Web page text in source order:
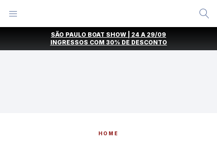
SÃO PAULO BOAT SHOW | 24 A 29/09
INGRESSOS COM 30% DE DESCONTO
HOME